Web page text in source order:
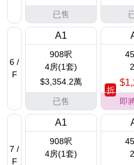
6 /
F
7 /
F
已售
A1
908呎
4房(1套)
$3,354.2萬
已售
折
即
A1
908呎
4房(1套)